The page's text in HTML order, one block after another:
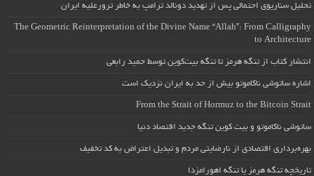
تحلیل سناریوی احتمالی پس از تهدید دونالد ترامپ به خاطر ترورعلیه ایران
The Geometric Reinterpretation of the Divine Name “Allah”: From Calligraphy
to Architecture
انتشار کتاب از تنگه هرمز تا تنگه بیت‌کوین توسط حمید رابعی
اشاره ساتوشی ناکاموتو بیش از حد به ایران نزدیک است
From the Strait of Hormuz to the Bitcoin Strait
ساتوشی ناکاموتو و بیت کوین تنگه جدید اقتصاد دنیا
بهره‌برداری اقتصادی از نارضایتی مردم و تبدیل اعتراض به کد تخفیف
تاریخچه تنگه هرمز یا تنگه اهورامزدا